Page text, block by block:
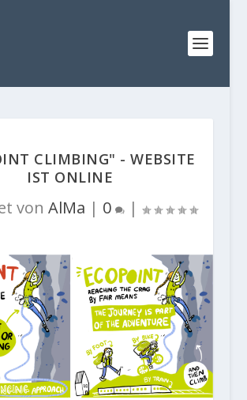
CLIMBING" - WEBSITE
IST ONLINE
von AlMa | 0 |